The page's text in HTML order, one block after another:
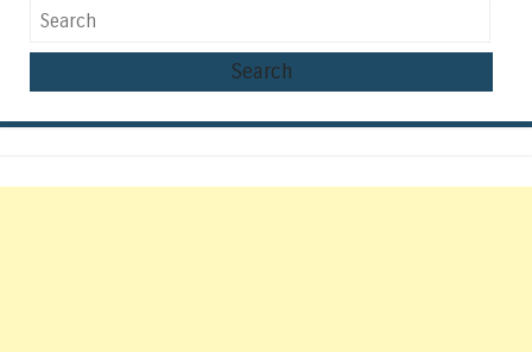
Search